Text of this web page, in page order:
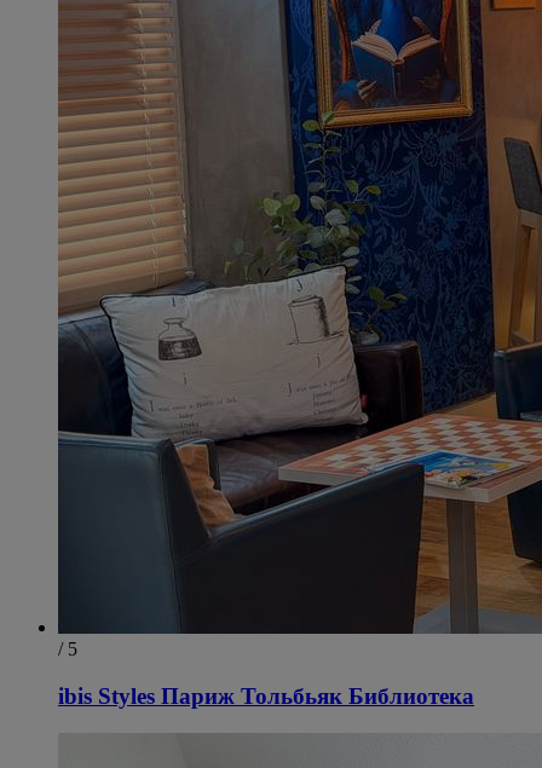
/ 5
ibis Styles Париж Тольбьяк Библиотека